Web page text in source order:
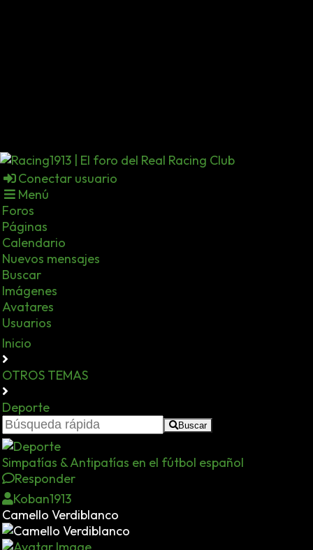
Conectar usuario
Menú
Foros
Páginas
Calendario
Nuevos mensajes
Buscar
Imágenes
Avatares
Usuarios
Inicio
OTROS TEMAS
Deporte
Buscar
Simpatías & Antipatías en el fútbol español
Responder
Koban1913
Camello Verdiblanco